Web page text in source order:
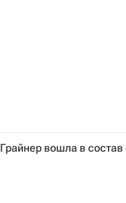
Грайнер вошла в